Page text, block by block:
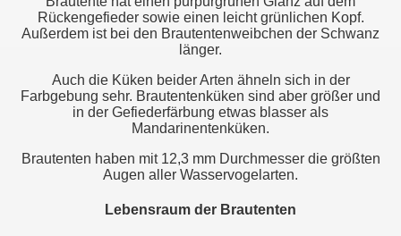
Rückengefieder sowie einen leicht grünlichen Kopf.
Außerdem ist bei den Brautentenweibchen der Schwanz
länger.
Auch die Küken beider Arten ähneln sich in der
Farbgebung sehr. Brautentenküken sind aber größer und
in der Gefiederfärbung etwas blasser als
Mandarinentenküken.
Brautenten haben mit 12,3 mm Durchmesser die größten
Augen aller Wasservogelarten.
Lebensraum der Brautenten